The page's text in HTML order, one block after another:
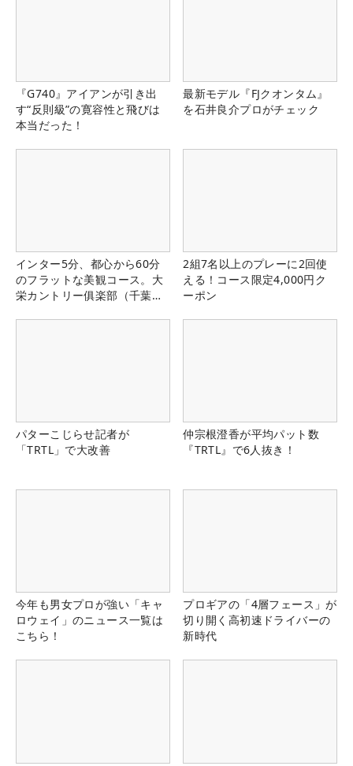
『G740』アイアンが引き出
す“反則級”の寛容性と飛びは
本当だった！
最新モデル『FJクオンタム』
を石井良介プロがチェック
インター5分、都心から60分
のフラットな美観コース。大
栄カントリー俱楽部（千葉
2組7名以上のプレーに2回使
える！コース限定4,000円ク
ーポン
パターこじらせ記者が
「TRTL」で大改善
仲宗根澄香が平均パット数
『TRTL』で6人抜き！
今年も男女プロが強い「キャ
ロウェイ」のニュース一覧は
こちら！
プロギアの「4層フェース」が
切り開く高初速ドライバーの
新時代